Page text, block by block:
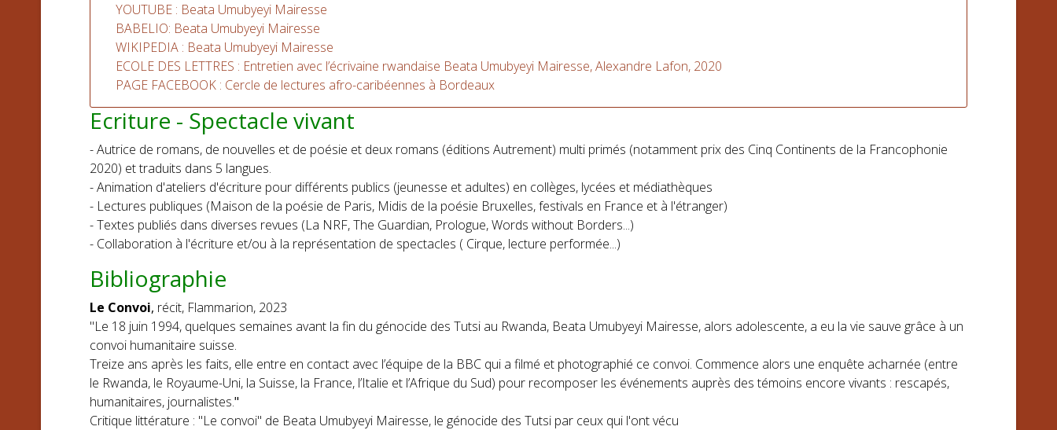
YOUTUBE : Beata Umubyeyi Mairesse
BABELIO: Beata Umubyeyi Mairesse
WIKIPEDIA : Beata Umubyeyi Mairesse
ECOLE DES LETTRES : Entretien avec l’écrivaine rwandaise Beata Umubyeyi Mairesse, Alexandre Lafon, 2020
PAGE FACEBOOK : Cercle de lectures afro-caribéennes à Bordeaux
Ecriture - Spectacle vivant
- Autrice de romans, de nouvelles et de poésie et deux romans (éditions Autrement) multi primés (notamment prix des Cinq Continents de la Francophonie
2020) et traduits dans 5 langues.
- Animation d'ateliers d'écriture pour différents publics (jeunesse et adultes) en collèges, lycées et médiathèques
- Lectures publiques (Maison de la poésie de Paris, Midis de la poésie Bruxelles, festivals en France et à l'étranger)
- Textes publiés dans diverses revues (La NRF, The Guardian, Prologue, Words without Borders...)
- Collaboration à l'écriture et/ou à la représentation de spectacles ( Cirque, lecture performée...)
Bibliographie
Le Convoi, récit, Flammarion, 2023
"Le 18 juin 1994, quelques semaines avant la fin du génocide des Tutsi au Rwanda, Beata Umubyeyi Mairesse, alors adolescente, a eu la vie sauve grâce à un
convoi humanitaire suisse.
Treize ans après les faits, elle entre en contact avec l’équipe de la BBC qui a filmé et photographié ce convoi. Commence alors une enquête acharnée (entre
le Rwanda, le Royaume-Uni, la Suisse, la France, l’Italie et l’Afrique du Sud) pour recomposer les événements auprès des témoins encore vivants : rescapés,
humanitaires, journalistes."
Critique littérature : "Le convoi" de Beata Umubyeyi Mairesse, le génocide des Tutsi par ceux qui l'ont vécu